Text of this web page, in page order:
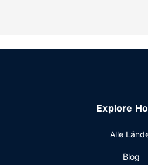
Auch kostenloses WLAN und
Sonstige Einrichtungen
Zum Angebot gehören ein
Explore
Alle
Blog